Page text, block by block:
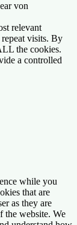
von
relevant
visits. By
the cookies.
a controlled
while you
that are
as they are
the website. We